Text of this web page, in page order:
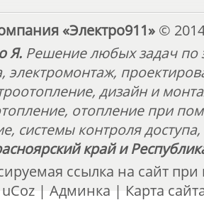
«Электро911» ©
Я. Решение любых задач по
электромонтаж,
дизайн и
отопление при
системы контроля
край и
ссылка на сайт
uCoz | Админка | Карта